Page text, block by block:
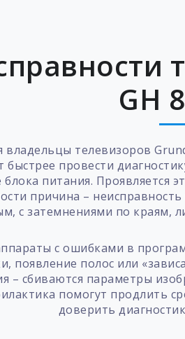
GH
телевизоров
быстрее провести
питания.
причина –
с затемнениями по краям,
с ошибками в
полос или
– сбиваются параметры
помогут продлить
доверить